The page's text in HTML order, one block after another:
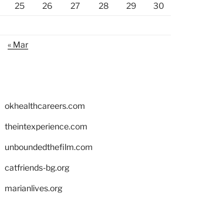
25 26 27 28 29
30
« Mar
okhealthcareers.com
theintexperience.com
unboundedthefilm.com
catfriends-bg.org
marianlives.org